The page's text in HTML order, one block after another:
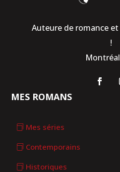
MES ROMANS
Mes séries
Contemporains
Historiques
Auteure de romance
!